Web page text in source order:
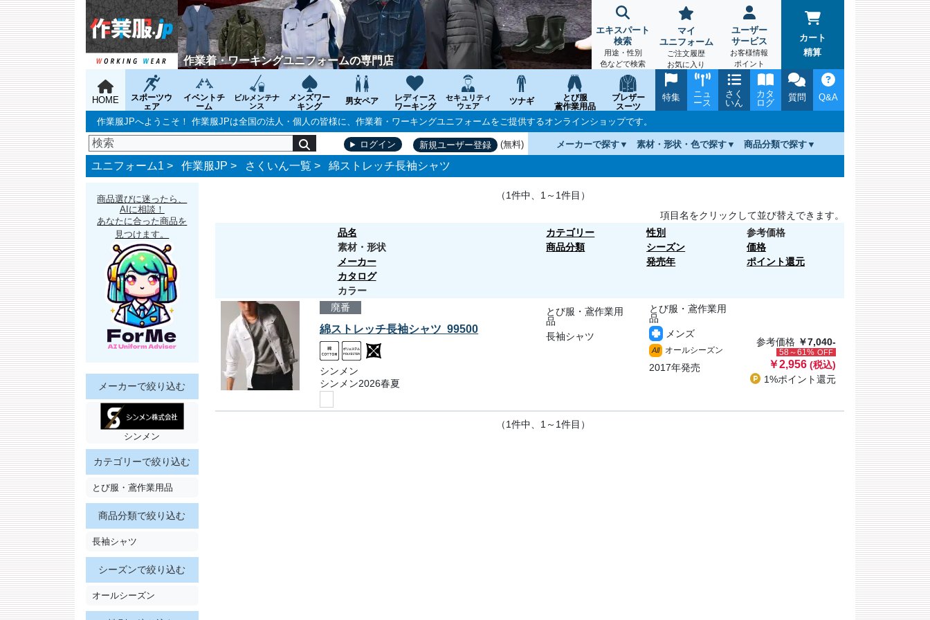
作業着・ワーキングユニフォームの専門店
エキスパート
検索
用途・性別
色などで検索
マイ
ユニフォーム
ご注文履歴
お気に入り
ユーザー
サービス
お客様情報
ポイント
カート
精算
HOME
スポーツウ
ェア
イベントチ
ーム
ビルメンテナ
ンス
メンズワー
キング
男女ペア
レディース
ワーキング
セキュリティ
ウェア
ツナギ
とび服
鳶作業用品
ブレザー
スーツ
Q&A
質問
カタ
ログ
さく
いん
ニュ
ース
特集
作業服JPへようこそ！ 作業服JPは全国の法人・個人の皆様に、作業着・ワーキングユニフォームをご提供するオンラインショップです。
ログイン 新規ユーザー登録 (無料) メーカーで探す 素材・形状・色で探す 商品分類で探す
ユニフォーム1 > 作業服JP > さくいん一覧 > 綿ストレッチ長袖シャツ
商品選びに迷ったら、
AIに相談！
あなたに合った商品を
見つけます。
メーカーで絞り込む
シンメン
カテゴリーで絞り込む
とび服・鳶作業用品
商品分類で絞り込む
長袖シャツ
シーズンで絞り込む
オールシーズン
（1件中、1～1件目）
項目名をクリックして並び替えできます。
品名
素材・形状
メーカー
カタログ
カラー
カテゴリー
商品分類
性別
シーズン
発売年
参考価格
価格
ポイント還元
廃番
綿ストレッチ長袖シャツ 99500
シンメン
シンメン2026春夏
とび服・鳶作業用
品
長袖シャツ
とび服・鳶作業用
品
メンズ
All オールシーズン
2017年発売
参考価格 ￥7,040-
58～61% OFF
￥2,956 (税込)
1%ポイント還元
（1件中、1～1件目）